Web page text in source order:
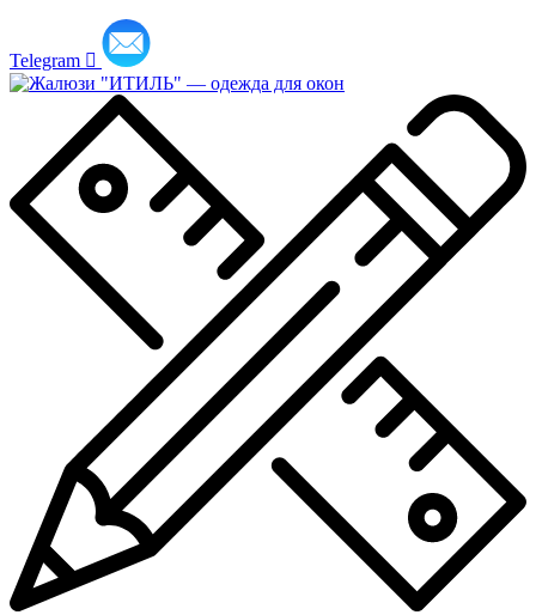
Telegram